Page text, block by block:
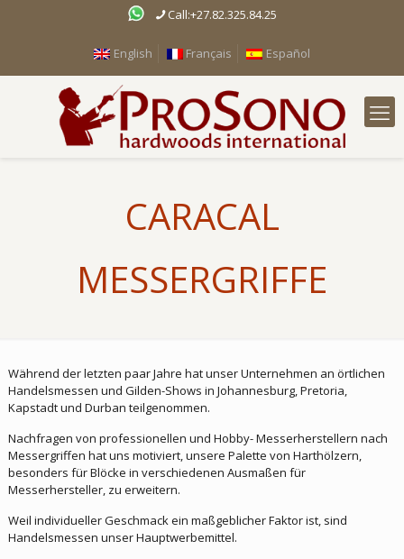
Call:+27.82.325.84.25
English Français Español
CARACAL
MESSERGRIFFE
Während der letzten paar Jahre hat unser Unternehmen an örtlichen
Handelsmessen und Gilden-Shows in Johannesburg, Pretoria,
Kapstadt und Durban teilgenommen.
Nachfragen von professionellen und Hobby- Messerherstellern nach
Messergriffen hat uns motiviert, unsere Palette von Harthölzern,
besonders für Blöcke in verschiedenen Ausmaßen für
Messerhersteller, zu erweitern.
Weil individueller Geschmack ein maßgeblicher Faktor ist, sind
Handelsmessen unser Hauptwerbemittel.